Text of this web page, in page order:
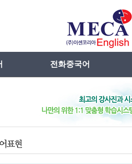
영어
전화중국어
전화중국어란
강사선발 및 관리